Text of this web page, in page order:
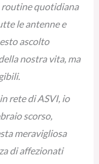
quotidiana
le antenne e
ascolto
nostra vita, ma
rete di ASVI, io
scorso,
meravigliosa
di affezionati